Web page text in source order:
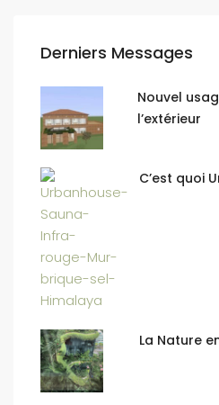
Derniers Messages
Nouvel
l’extérieur
C’est quoi
La Nature